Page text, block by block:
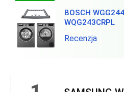
BOSCH
WQG243CRPL
Recenzja